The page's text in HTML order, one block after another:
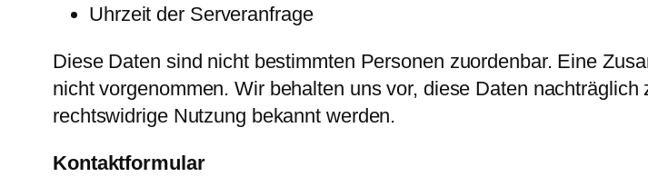
Uhrzeit der Serveranfrage
Diese Daten sind nicht bestimmten Personen zuordenbar. Eine
nicht vorgenommen. Wir behalten uns vor, diese Daten
rechtswidrige Nutzung bekannt werden.
Kontaktformular